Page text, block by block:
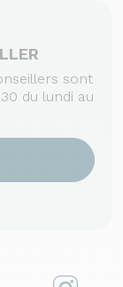
sont
du lundi au